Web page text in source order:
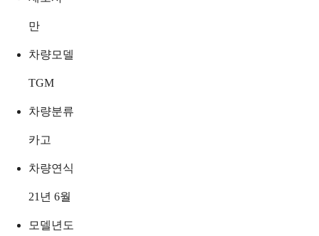
만
차량모델
TGM
차량분류
카고
차량연식
21년 6월
모델년도